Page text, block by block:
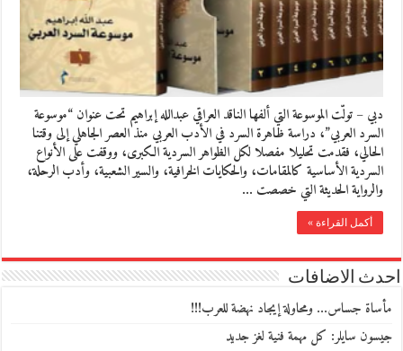
دبي – تولّت الموسوعة التي ألفها الناقد العراقي عبدالله إبراهيم تحت عنوان “موسوعة
السرد العربي”، دراسة ظاهرة السرد في الأدب العربي منذ العصر الجاهلي إلى وقتنا
الحالي، فقدمت تحليلا مفصلا لكل الظواهر السردية الكبرى، ووقفت على الأنواع
السردية الأساسية كالمقامات، والحكايات الخرافية، والسير الشعبية، وأدب الرحلة،
والرواية الحديثة التي خصصت …
أكمل القراءة »
احدث الاضافات
مأساة جساس… ومحاولة إيجاد نهضة للعرب!!!
جيسون سايلر: كل مهمة فنية لغز جديد